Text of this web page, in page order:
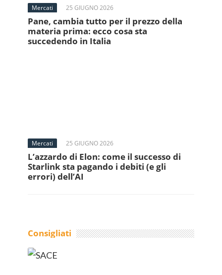
Mercati 25 GIUGNO 2026
Pane, cambia tutto per il prezzo della
materia prima: ecco cosa sta
succedendo in Italia
Mercati 25 GIUGNO 2026
L’azzardo di Elon: come il successo di
Starlink sta pagando i debiti (e gli
errori) dell’AI
Consigliati